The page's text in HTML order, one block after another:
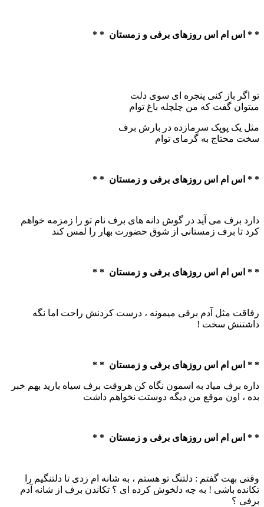
* * اس ام اس روزهای برفی و زمستان * *
تو اگر باز کنی پنجره ای سوی دلت
میتوان گفت که من چلچله باغ توام
مثل یک پوپک سرمازده در بارش برف
سخت محتاج به گرمای توام
* * اس ام اس روزهای برفی و زمستان * *
دارد برف می آید در گوش دانه های برف نام تو را زمزمه خواهم
کرد تا برف زمستانی از شوق حضورت بهار را لمس کند
* * اس ام اس روزهای برفی و زمستان * *
رفاقت مثل آدم برفی میمونه ، درست کردنش راحت اما نگه
داشتنش سخت !
* * اس ام اس روزهای برفی و زمستان * *
داره برف میاد به اسمون نگاه کن هروقت برف سیاه بارید بهم خبر
بده ، اون موقع من دیگه دوستت نخواهم داشت
* * اس ام اس روزهای برفی و زمستان * *
وقتی بهت گفتم : دلتنگ تو هستم ، به شانه ام زدی تا دلتنگیم را
تکانده باشی ! به چه دلخوش کرده ای ؟ تکاندن برف از شانه آدم
برفی ؟